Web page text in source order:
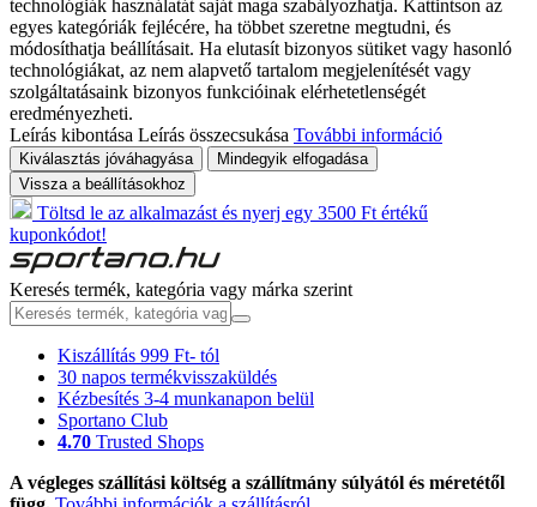
technológiák használatát saját maga szabályozhatja. Kattintson az
egyes kategóriák fejlécére, ha többet szeretne megtudni, és
módosíthatja beállításait. Ha elutasít bizonyos sütiket vagy hasonló
technológiákat, az nem alapvető tartalom megjelenítését vagy
szolgáltatásaink bizonyos funkcióinak elérhetetlenségét
eredményezheti.
Leírás kibontása Leírás összecsukása További információ
Kiválasztás jóváhagyása
Mindegyik elfogadása
Vissza a beállításokhoz
Töltsd le az alkalmazást és nyerj egy 3500 Ft értékű
kuponkódot!
Keresés termék, kategória vagy márka szerint
Kiszállítás 999 Ft- tól
30 napos termékvisszaküldés
Kézbesítés 3-4 munkanapon belül
Sportano Club
4.70 Trusted Shops
A végleges szállítási költség a szállítmány súlyától és méretétől